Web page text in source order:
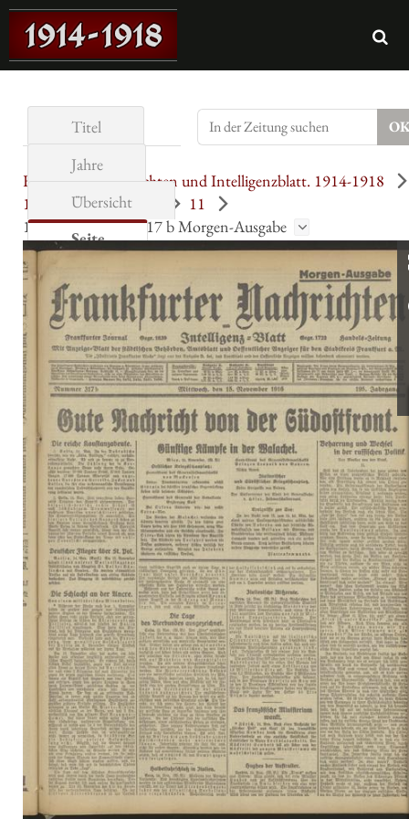
Titel
Jahre
Übersicht
Seite
Frankfurter Nachrichten und Intelligenzblatt. 1914-1918
195. Jahrgang (1916)
11
15.11.1916 = Nr. 317 b Morgen-Ausgabe